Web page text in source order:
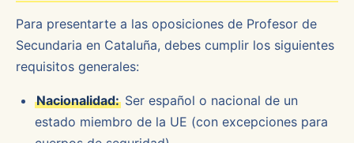
Para presentarte a las oposiciones de Profesor de
Secundaria en Cataluña, debes cumplir los siguientes
requisitos generales:
Nacionalidad: Ser español o nacional de un
estado miembro de la UE (con excepciones para